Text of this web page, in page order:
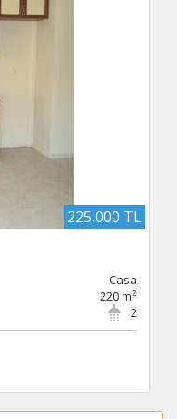
225,000 TL
Casa
220 m2
2